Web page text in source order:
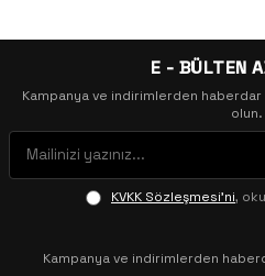
E - BÜLTEN
Kampanya ve indirimlerden
olun.
KVKK Sözleşmesi'ni,
Kampanya ve indirimlerden